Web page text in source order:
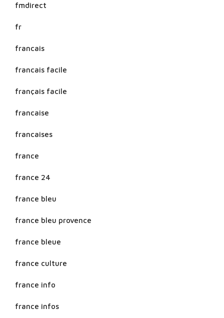
fmdirect
fr
francais
francais facile
français facile
francaise
francaises
france
france 24
france bleu
france bleu provence
france bleue
france culture
france info
france infos